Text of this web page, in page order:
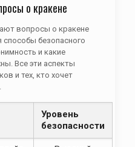
о кракене
вопросы о кракене
безопасного
и какие
Все эти аспекты
и тех, кто хочет
Уровень
безопасности